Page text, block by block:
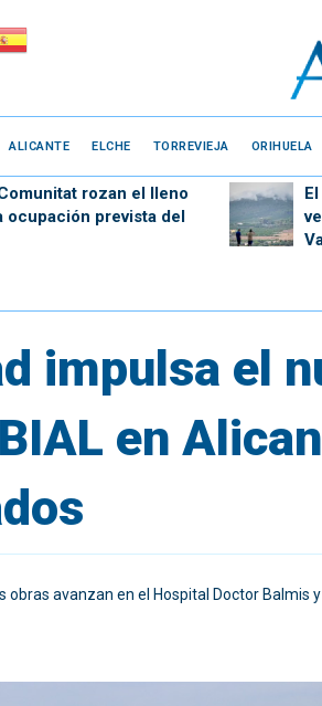
ALICANTE ELCHE TORREVIEJA ORIHUELA
rozan el lleno
ocupación prevista del
impulsa el
en
obras avanzan en el Hospital Doctor